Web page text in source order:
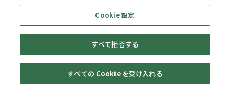
キャンペーン 店舗一覧 Web予約 買取情報 宅配買取
Cookie 設定
すべて拒否する
すべての Cookie を受け入れる